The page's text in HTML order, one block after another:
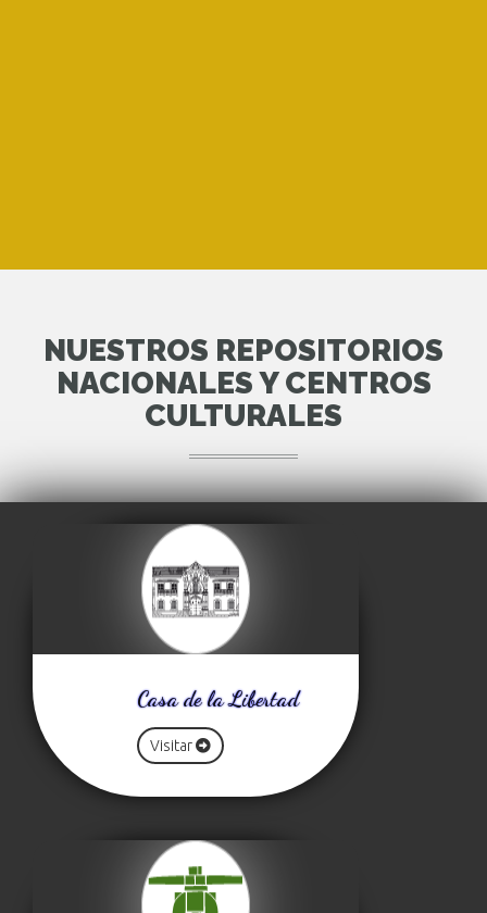
NUESTROS REPOSITORIOS
NACIONALES Y CENTROS
CULTURALES
Casa de la Libertad
Visitar